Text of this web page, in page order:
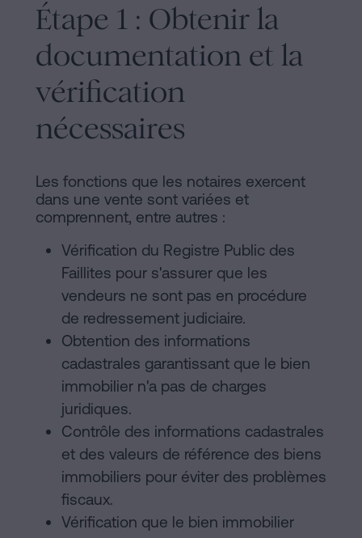
Étape 1 : Obtenir la
documentation et la
vérification
nécessaires
Les fonctions que les notaires exercent
dans une vente sont variées et
comprennent, entre autres :
Vérification du Registre Public des
Faillites pour s'assurer que les
vendeurs ne sont pas en procédure
de redressement judiciaire.
Obtention des informations
cadastrales garantissant que le bien
immobilier n'a pas de charges
juridiques.
Contrôle des informations cadastrales
et des valeurs de référence des biens
immobiliers pour éviter des problèmes
fiscaux.
Vérification que le bien immobilier